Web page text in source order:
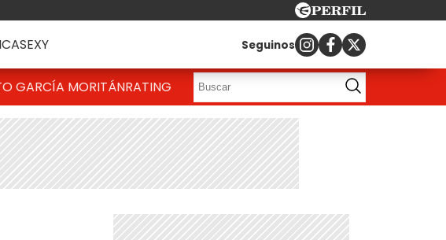
SEXY Seguinos
GARCÍA MORITÁNRATING